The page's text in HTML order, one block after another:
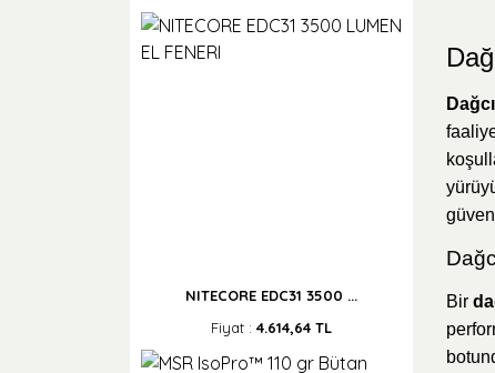
NITECORE EDC31 3500 ...
Fiyat : 4.614,64 TL
Bir